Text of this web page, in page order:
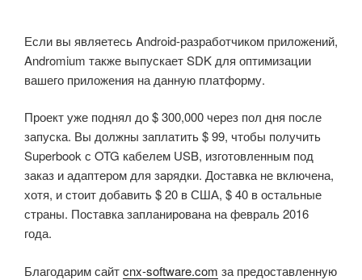
Если вы являетесь Android-разработчиком приложений,
Andromium также выпускает SDK для оптимизации
вашего приложения на данную платформу.
Проект уже поднял до $ 300,000 через пол дня после
запуска. Вы должны заплатить $ 99, чтобы получить
Superbook с OTG кабелем USB, изготовленным под
заказ и адаптером для зарядки. Доставка не включена,
хотя, и стоит добавить $ 20 в США, $ 40 в остальные
страны. Поставка запланирована на февраль 2016
года.
Благодарим сайтcnx-software.com за предоставленную